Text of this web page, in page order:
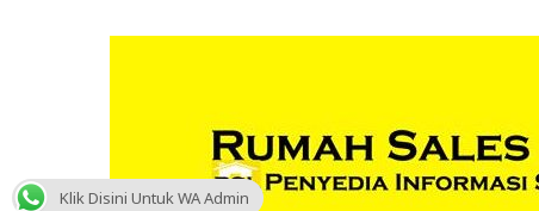
Klik Disini Untuk WA Admin